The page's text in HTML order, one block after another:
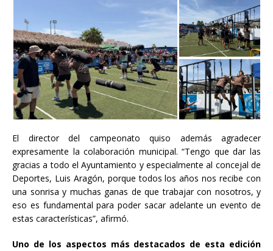
El director del campeonato quiso además agradecer
expresamente la colaboración municipal. “Tengo que dar las
gracias a todo el Ayuntamiento y especialmente al concejal de
Deportes, Luis Aragón, porque todos los años nos recibe con
una sonrisa y muchas ganas de que trabajar con nosotros, y
eso es fundamental para poder sacar adelante un evento de
estas características”, afirmó.
Uno de los aspectos más destacados de esta edición